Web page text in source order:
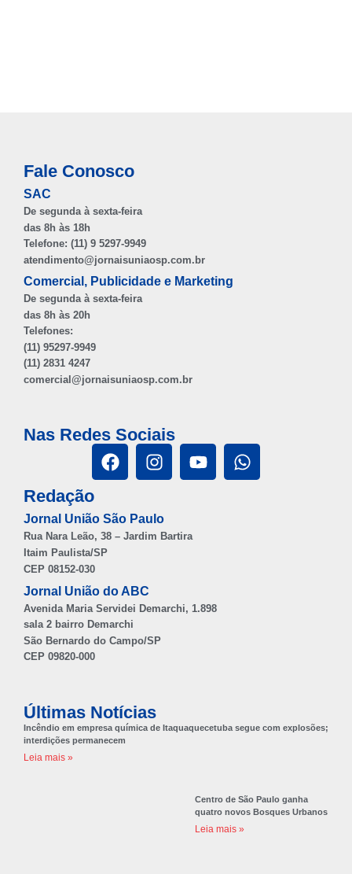
Fale Conosco
SAC
De segunda à sexta-feira
das 8h às 18h
Telefone: (11) 9 5297-9949
atendimento@jornaisuniaosp.com.br
Comercial, Publicidade e Marketing
De segunda à sexta-feira
das 8h às 20h
Telefones:
(11) 95297-9949
(11) 2831 4247
comercial@jornaisuniaosp.com.br
Nas Redes Sociais
Redação
Jornal União São Paulo
Rua Nara Leão, 38 – Jardim Bartira
Itaim Paulista/SP
CEP 08152-030
Jornal União do ABC
Avenida Maria Servidei Demarchi, 1.898
sala 2 bairro Demarchi
São Bernardo do Campo/SP
CEP 09820-000
Últimas Notícias
Incêndio em empresa química de Itaquaquecetuba segue com explosões;
interdições permanecem
Leia mais »
Centro de São Paulo ganha
quatro novos Bosques Urbanos
Leia mais »